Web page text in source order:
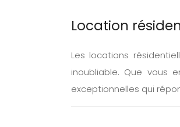
Location
Les locations
inoubliable. Que vous
exceptionnelles qui